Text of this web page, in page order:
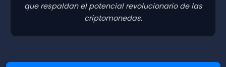
que respaldan el potencial revolucionario de las
criptomonedas.